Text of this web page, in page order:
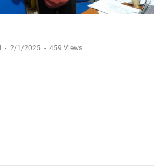
- 2/1/2025 - 459 Views